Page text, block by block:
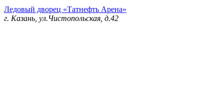
Ледовый дворец «Татнефть Арена»
г. Казань, ул.Чистопольская, д.42